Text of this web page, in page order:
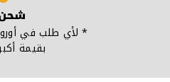
* لأي طلب في
بقيمة أكبر من